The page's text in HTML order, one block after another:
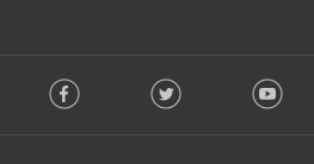
o Facebook Twitter